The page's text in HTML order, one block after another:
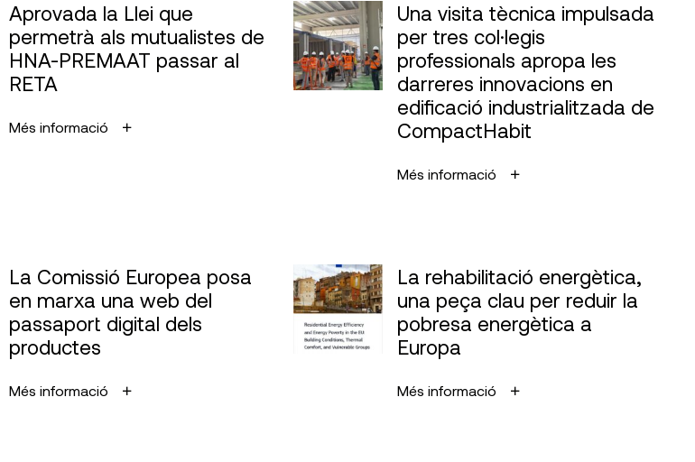
Aprovada la Llei que
permetrà als mutualistes de
HNA-PREMAAT passar al
RETA
Més informació
Una visita tècnica impulsada
per tres col·legis
professionals apropa les
darreres innovacions en
edificació industrialitzada de
CompactHabit
Més informació
La Comissió Europea posa
en marxa una web del
passaport digital dels
productes
Més informació
La rehabilitació energètica,
una peça clau per reduir la
pobresa energètica a
Europa
Més informació